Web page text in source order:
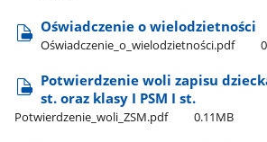
Oświadczenie o wielodzietności
Oświadczenie​_o​_wielodzietności.pdf
Potwierdzenie woli zapisu
st. oraz klasy I PSM I st.
Potwierdzenie​_woli​_ZSM.pdf 0.11MB